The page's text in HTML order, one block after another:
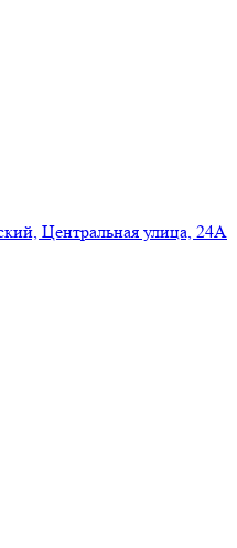
Центральная улица, 24А